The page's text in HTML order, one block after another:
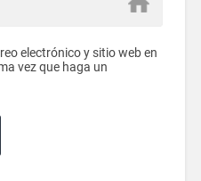
electrónico y sitio web en
vez que haga un